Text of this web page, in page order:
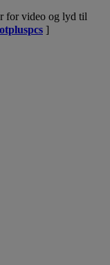
for video og lyd til
]